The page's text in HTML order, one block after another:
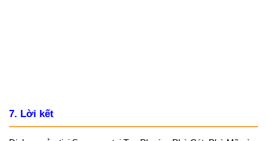
7. Lời kết